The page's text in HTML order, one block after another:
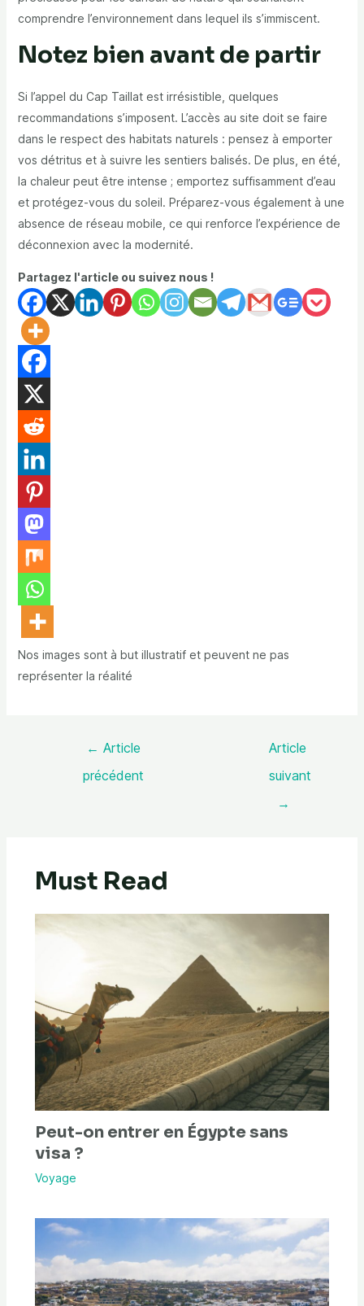
comprendre l’environnement dans lequel ils s’immiscent.
Notez bien avant de partir
Si l’appel du Cap Taillat est irrésistible, quelques
recommandations s’imposent. L’accès au site doit se faire
dans le respect des habitats naturels : pensez à emporter
vos détritus et à suivre les sentiers balisés. De plus, en été,
la chaleur peut être intense ; emportez suffisamment d’eau
et protégez-vous du soleil. Préparez-vous également à une
absence de réseau mobile, ce qui renforce l’expérience de
déconnexion avec la modernité.
Partagez l'article ou suivez nous !
Nos images sont à but illustratif et peuvent ne pas
représenter la réalité
← Article
précédent
Article
suivant
→
Must Read
Peut-on entrer en Égypte sans
visa ?
Voyage